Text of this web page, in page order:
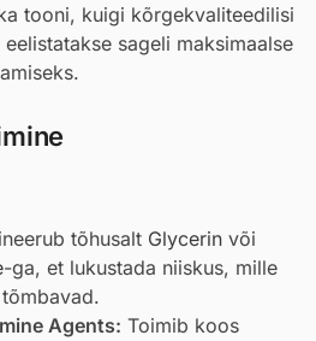
tooni, kuigi kõrgekvaliteedilisi
sageli maksimaalse
tõhusalt Glycerin või
-ga, et lukustada niiskus, mille
Agents: Toimib koos